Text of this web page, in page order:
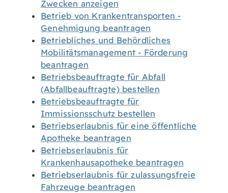
Zwecken anzeigen
Betrieb von Krankentransporten -
Genehmigung beantragen
Betriebliches und Behördliches
Mobilitätsmanagement - Förderung
beantragen
Betriebsbeauftragte für Abfall
(Abfallbeauftragte) bestellen
Betriebsbeauftragte für
Immissionsschutz bestellen
Betriebserlaubnis für eine öffentliche
Apotheke beantragen
Betriebserlaubnis für
Krankenhausapotheke beantragen
Betriebserlaubnis für zulassungsfreie
Fahrzeuge beantragen